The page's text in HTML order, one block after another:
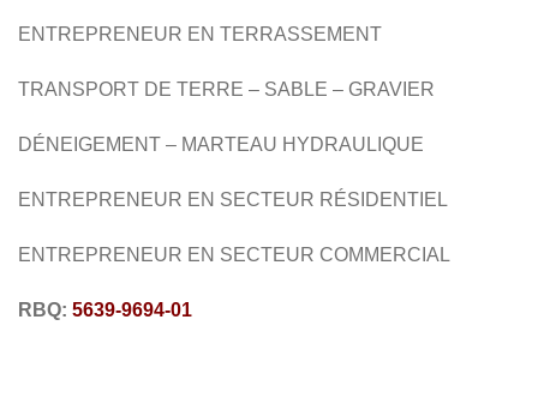
ENTREPRENEUR EN TERRASSEMENT
TRANSPORT DE TERRE – SABLE – GRAVIER
DÉNEIGEMENT – MARTEAU HYDRAULIQUE
ENTREPRENEUR EN SECTEUR RÉSIDENTIEL
ENTREPRENEUR EN SECTEUR COMMERCIAL
RBQ: 5639-9694-01